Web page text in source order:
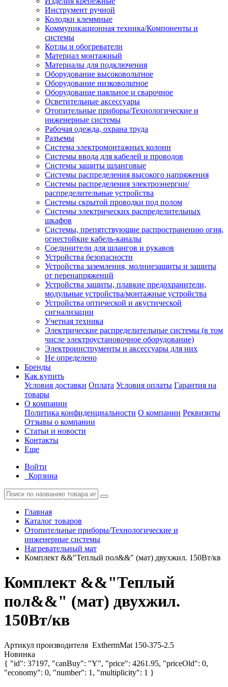
Инструмент ручной
Колодки клеммные
Коммуникационная техника/Компоненты и
системы
Котлы и обогреватели
Материал монтажный
Материалы для подключения
Оборудование высоковольтное
Оборудование низковольтное
Оборудование паяльное и сварочное
Осветительные аксессуары
Отопительные приборы/Технологические и
инженерные системы
Рабочая одежда, охрана труда
Разъемы
Система электромонтажных колонн
Системы ввода для кабелей и проводов
Системы защиты шланговые
Системы распределения высокого напряжения
Системы распределения электроэнергии/
распределительные устройства
Системы скрытой проводки под полом
Системы электрических распределительных
шкафов
Системы, препятствующие распространению огня,
огнестойкие кабель-каналы
Соединители для шлангов и рукавов
Устройства безопасности
Устройства заземления, молниезащиты и защиты
от перенапряжений
Устройства защиты, плавкие предохранители,
модульные устройства/монтажные устройства
Устройства оптической и акустической
сигнализации
Учетная техника
Электрические распределительные системы (в том
числе электроустановочное оборудование)
Электроинструменты и аксессуары для них
Не определено
Бренды
Как купить
Условия доставки Оплата Условия оплаты Гарантия на
товары
О компании
Политика конфиденциальности О компании Реквизиты
Отзывы о компании
Статьи и новости
Контакты
Еще
Войти
Корзина
Главная
Каталог товаров
Отопительные приборы/Технологические и
инженерные системы
Нагревательный мат
Комплект &&"Теплый пол&&" (мат) двухжил. 150Вт/кв
Комплект &&"Теплый
пол&&" (мат) двухжил.
150Вт/кв
Артикул производителя ExthermMat 150-375-2.5
Новинка
{ "id": 37197, "canBuy": "Y", "price": 4261.95, "priceOld": 0,
"economy": 0, "number": 1, "multiplicity": 1 }